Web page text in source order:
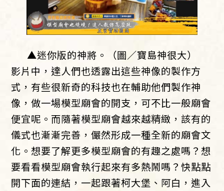
▲迷你版的神將。（圖／寶島神很大）
影片中，達人們也透露出這些神像的製作方
式，有些很新奇的科技也在輔助他們製作神
像，做一場模型廟會的開支，可不比一般廟會
便宜呢。而隨著模型廟會越來越精緻，該有的
儀式也漸漸完善，儼然形成一種全新的廟會文
化。想要了解更多模型廟會的有趣之處嗎？想
要看看模型廟會執行起來有多熱鬧嗎？快點點
開下面的連結，一起跟著柯大堡、阿白，進入